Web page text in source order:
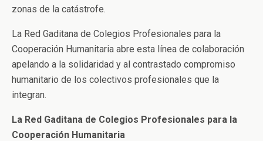
zonas de la catástrofe.
La Red Gaditana de Colegios Profesionales para la
Cooperación Humanitaria abre esta línea de colaboración
apelando a la solidaridad y al contrastado compromiso
humanitario de los colectivos profesionales que la
integran.
La Red Gaditana de Colegios Profesionales para la
Cooperación Humanitaria